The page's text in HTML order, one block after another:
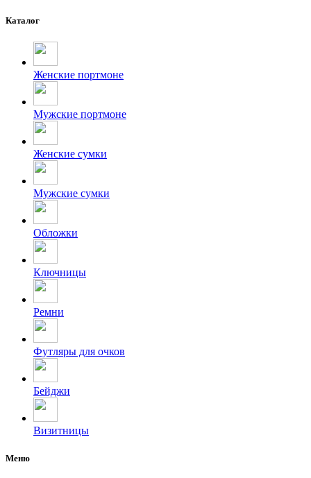
Каталог
Женские портмоне
Мужские портмоне
Женские сумки
Мужские сумки
Обложки
Ключницы
Ремни
Футляры для очков
Бейджи
Визитницы
Меню